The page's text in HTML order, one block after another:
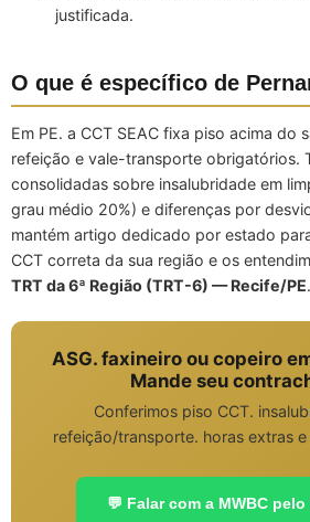
justificada.
O que é específico de
Em PE. a CCT SEAC fixa piso acima do
refeição e vale-transporte obrigatórios.
consolidadas sobre insalubridade em
grau médio 20%) e diferenças por
mantém artigo dedicado por estado
CCT correta da sua região e os
TRT da 6ª Região (TRT-6) — Recife/PE.
ASG. faxineiro ou copeiro
Mande seu
Conferimos piso CCT.
refeição/transporte. horas extras
💬 Falar com a MWBC